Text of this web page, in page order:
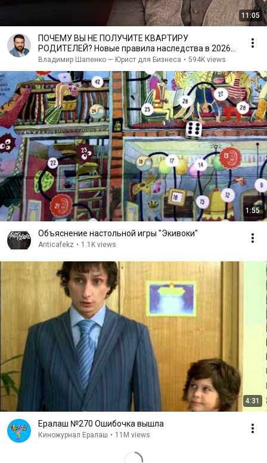
11:05
ПОЧЕМУ ВЫ НЕ ПОЛУЧИТЕ КВАРТИРУ
РОДИТЕЛЕЙ? Новые правила наследства в 2026
году
Владимир Шапенко — Юрист для Бизнеса • 594K views
1:55
Объяснение настольной игры "Экивоки"
Anticafekz • 1.1K views
4:31
Ералаш №270 Ошибочка вышла
Киножурнал Ералаш • 11M views